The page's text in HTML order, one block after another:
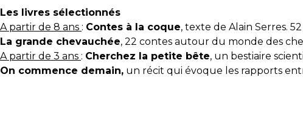
Les livres sélectionnés
A partir de 8 ans : Contes à la coque, texte de Alain Serres.
La grande chevauchée, 22 contes autour du monde des
A partir de 3 ans : Cherchez la petite bête, un bestiaire
On commence demain, un récit qui évoque les rapports